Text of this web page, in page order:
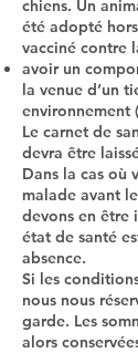
chiens. Un
été adopté
vacciné contre
avoir un
la venue d’un
environnement
Le carnet de
devra être
Dans la cas où
malade avant
devons en être
état de santé
absence.
Si les
nous nous
garde. Les
alors